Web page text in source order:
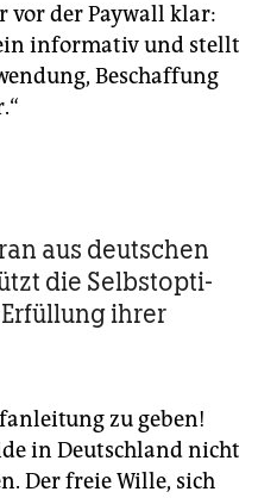
vor der Paywall klar:
informativ und stellt
Beschaffung
aus deutschen
die Selb­st­op­ti­
ihrer
zu geben!
in Deutschland nicht
Der freie Wille, sich